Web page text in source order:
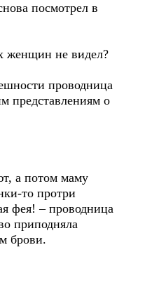
посмотрел в
женщин не видел?
проводница
представлениям о
а потом маму
то протри
фея! – проводница
приподняла
брови.